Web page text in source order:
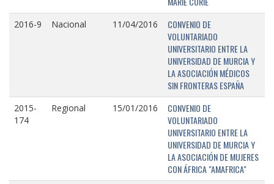
2016-9 Nacional 11/04/2016
CONVENIO DE
VOLUNTARIADO
UNIVERSITARIO ENTRE LA
UNIVERSIDAD DE MURCIA Y
LA ASOCIACIÓN MÉDICOS
SIN FRONTERAS ESPAÑA
2015-
174
Regional 15/01/2016
CONVENIO DE
VOLUNTARIADO
UNIVERSITARIO ENTRE LA
UNIVERSIDAD DE MURCIA Y
LA ASOCIACIÓN DE MUJERES
CON ÁFRICA "AMAFRICA"